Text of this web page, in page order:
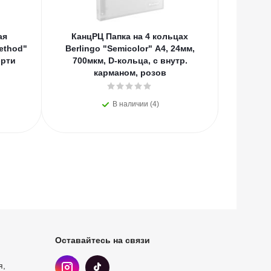
КанцРЦ Папка на 4 кольцах
Berlingo "Semicolor" А4, 24мм,
700мкм, D-кольца, с внутр.
карманом, розов
В наличии (4)
Оставайтесь на связи